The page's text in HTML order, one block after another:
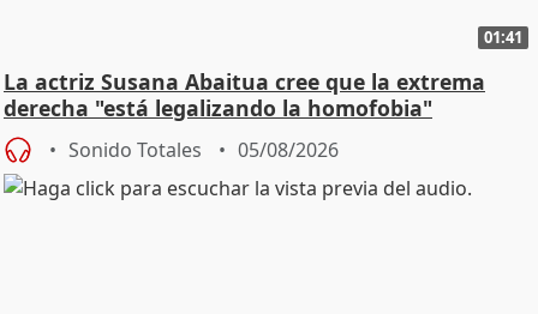
01:41
La actriz Susana Abaitua cree que la extrema
derecha "está legalizando la homofobia"
Sonido Totales 05/08/2026